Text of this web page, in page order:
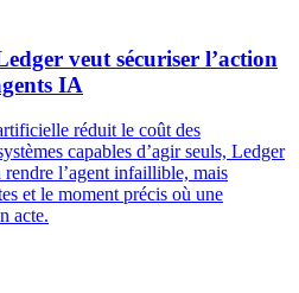
veut sécuriser l’action
IA
réduit le coût des
capables d’agir seuls, Ledger
l’agent infaillible, mais
et le moment précis où une
acte.